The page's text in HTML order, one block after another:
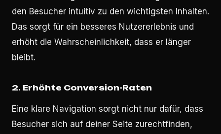
den Besucher intuitiv zu den wichtigsten Inhalten.
Das sorgt für ein besseres Nutzererlebnis und
erhöht die Wahrscheinlichkeit, dass er länger
bleibt.
2. Erhöhte Conversion-Raten
Eine klare Navigation sorgt nicht nur dafür, dass
Besucher sich auf deiner Seite zurechtfinden,